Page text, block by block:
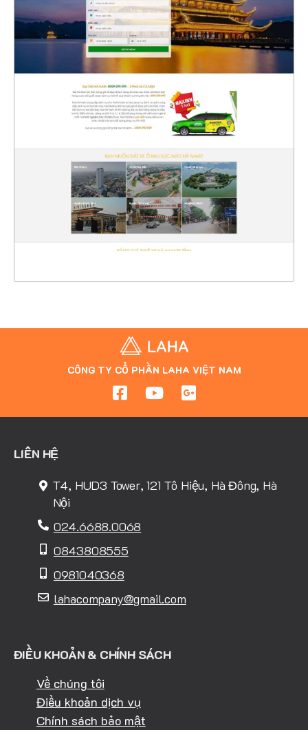
4486
CHI TIẾT
XEM THỰC TẾ
CÔNG TY CỔ PHẦN LAHA VIỆT NAM
LIÊN HỆ
T4, HUD3 Tower, 121 Tô Hiệu, Hà Đông, Hà
Nội
024.6688.0068
0843808555
0981040368
lahacompany@gmail.com
ĐIỀU KHOẢN & CHÍNH SÁCH
Về chúng tôi
Điều khoản dịch vụ
Chính sách bảo mật